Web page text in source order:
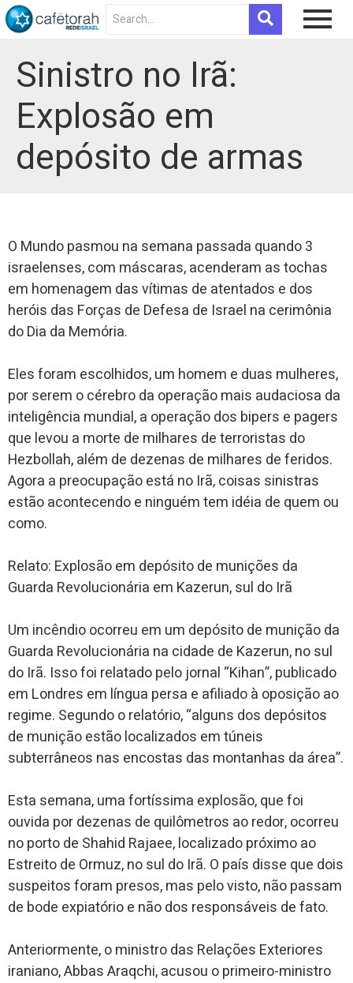
Sinistro no Irã:
Explosão em
depósito de armas
O Mundo pasmou na semana passada quando 3
israelenses, com máscaras, acenderam as tochas
em homenagem das vítimas de atentados e dos
heróis das Forças de Defesa de Israel na cerimônia
do Dia da Memória.
Eles foram escolhidos, um homem e duas mulheres,
por serem o cérebro da operação mais audaciosa da
inteligência mundial, a operação dos bipers e pagers
que levou a morte de milhares de terroristas do
Hezbollah, além de dezenas de milhares de feridos.
Agora a preocupação está no Irã, coisas sinistras
estão acontecendo e ninguém tem idéia de quem ou
como.
Relato: Explosão em depósito de munições da
Guarda Revolucionária em Kazerun, sul do Irã
Um incêndio ocorreu em um depósito de munição da
Guarda Revolucionária na cidade de Kazerun, no sul
do Irã. Isso foi relatado pelo jornal “Kihan”, publicado
em Londres em língua persa e afiliado à oposição ao
regime. Segundo o relatório, “alguns dos depósitos
de munição estão localizados em túneis
subterrâneos nas encostas das montanhas da área”.
Esta semana, uma fortíssima explosão, que foi
ouvida por dezenas de quilômetros ao redor, ocorreu
no porto de Shahid Rajaee, localizado próximo ao
Estreito de Ormuz, no sul do Irã. O país disse que dois
suspeitos foram presos, mas pelo visto, não passam
de bode expiatório e não dos responsáveis de fato.
Anteriormente, o ministro das Relações Exteriores
iraniano, Abbas Araqchi, acusou o primeiro-ministro